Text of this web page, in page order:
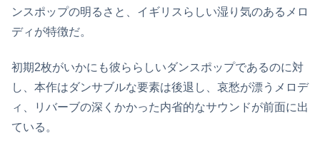
ンスポップの明るさと、イギリスらしい湿り気のあるメロ
ディが特徴だ。
初期2枚がいかにも彼ららしいダンスポップであるのに対
し、本作はダンサブルな要素は後退し、哀愁が漂うメロデ
ィ、リバーブの深くかかった内省的なサウンドが前面に出
ている。